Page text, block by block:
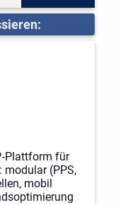
für
(PPS,
mobil